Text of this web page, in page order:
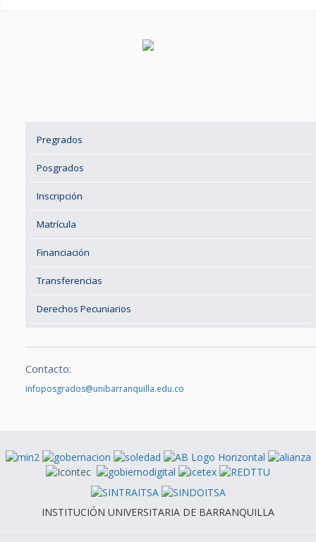
Pregrados
Posgrados
Inscripción
Matrícula
Financiación
Transferencias
Derechos Pecuniarios
Contacto:
infoposgrados@unibarranquilla.edu.co
INSTITUCIÓN UNIVERSITARIA DE BARRANQUILLA